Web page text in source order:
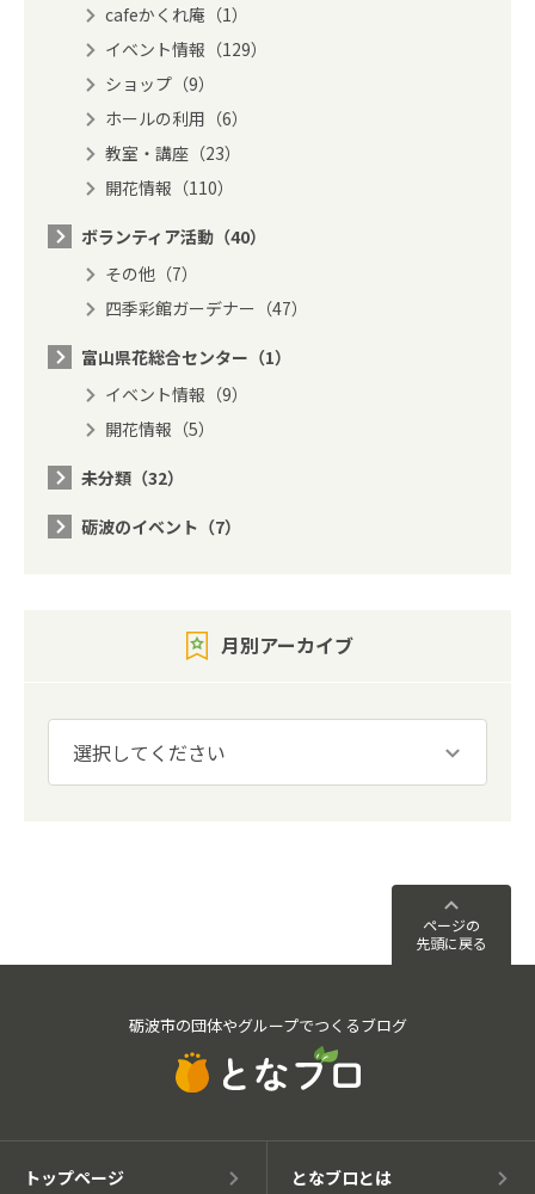
cafeかくれ庵（1）
イベント情報（129）
ショップ（9）
ホールの利用（6）
教室・講座（23）
開花情報（110）
ボランティア活動（40）
その他（7）
四季彩館ガーデナー（47）
富山県花総合センター（1）
イベント情報（9）
開花情報（5）
未分類（32）
砺波のイベント（7）
月別アーカイブ
ページの
先頭に戻る
砺波市の団体やグループでつくるブログ
トップページ となブロとは